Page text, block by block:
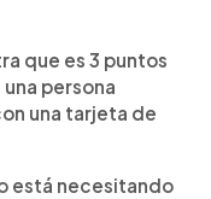
que es 3 puntos
persona
una tarjeta de
está necesitando